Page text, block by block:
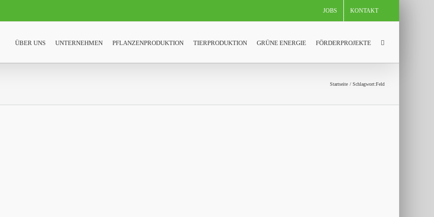
JOBS KONTAKT
ÜBER UNS UNTERNEHMEN PFLANZENPRODUKTION TIERPRODUKTION GRÜNE ENERGIE FÖRDERPROJEKTE
Startseite Schlagwort:Feld